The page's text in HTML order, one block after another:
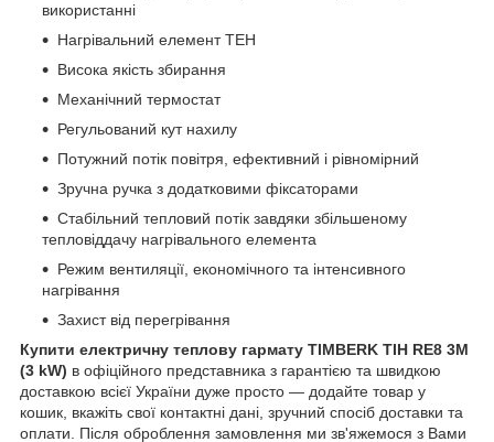
використанні
Нагрівальний елемент ТЕН
Висока якість збирання
Механічний термостат
Регульований кут нахилу
Потужний потік повітря, ефективний і рівномірний
Зручна ручка з додатковими фіксаторами
Стабільний тепловий потік завдяки збільшеному
тепловіддачу нагрівального елемента
Режим вентиляції, економічного та інтенсивного
нагрівання
Захист від перегрівання
Купити електричну теплову гармату TIMBERK TIH RE8 3M
(3 kW) в офіційного представника з гарантією та швидкою
доставкою всієї України дуже просто — додайте товар у
кошик, вкажіть свої контактні дані, зручний спосіб доставки та
оплати. Після оброблення замовлення ми зв'яжемося з Вами